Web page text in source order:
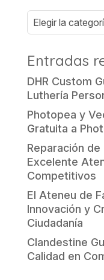
Categorías
Entradas
DHR Custom
Luthería
Photopea y
Gratuita a
Reparación
Excelente
Competitivos
El Ateneu de
Innovación y
Ciudadanía
Clandestine
Calidad en